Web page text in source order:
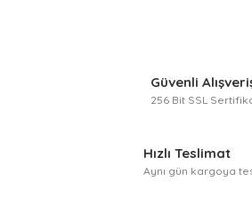
Güvenli
256 Bit SSL
Hızlı Teslimat
Aynı gün kargoya